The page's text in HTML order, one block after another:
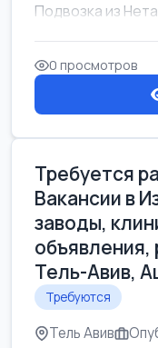
Подвозка из
0 просмотров
Требуется
Вакансии в
заводы,
объявления,
Тель-Авив,
Требуются
Тель Авив